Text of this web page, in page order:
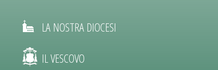
LA NOSTRA DIOCESI
IL VESCOVO